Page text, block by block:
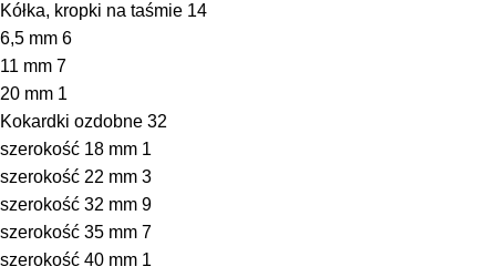
Kółka, kropki na taśmie 14
6,5 mm 6
11 mm 7
20 mm 1
Kokardki ozdobne 32
szerokość 18 mm 1
szerokość 22 mm 3
szerokość 32 mm 9
szerokość 35 mm 7
szerokość 40 mm 1